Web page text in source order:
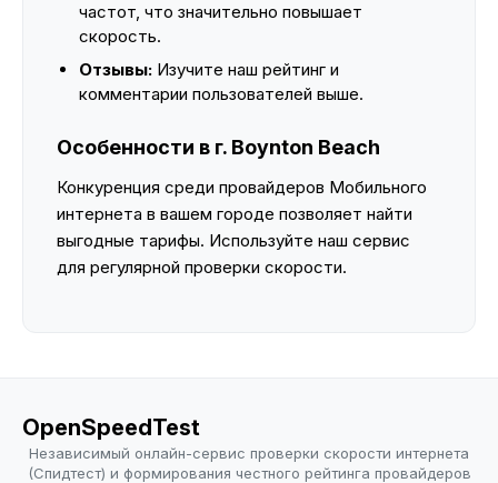
частот, что значительно повышает
скорость.
Отзывы: Изучите наш рейтинг и
комментарии пользователей выше.
Особенности в г. Boynton Beach
Конкуренция среди провайдеров Мобильного
интернета в вашем городе позволяет найти
выгодные тарифы. Используйте наш сервис
для регулярной проверки скорости.
OpenSpeedTest
Независимый онлайн-сервис проверки скорости интернета
(Спидтест) и формирования честного рейтинга провайдеров